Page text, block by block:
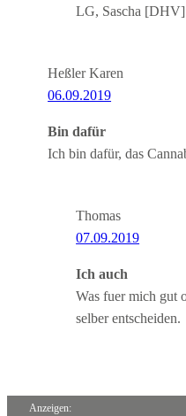
LG, Sascha [DHV]
Heßler Karen
06.09.2019
Bin dafür
Ich bin dafür, das
Thomas
07.09.2019
Ich auch
Was fuer mich gut
selber entscheiden.
Anzeigen: